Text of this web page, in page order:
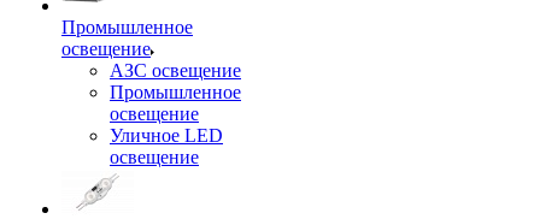
Промышленное
освещение
АЗС освещение
Промышленное
освещение
Уличное LED
освещение